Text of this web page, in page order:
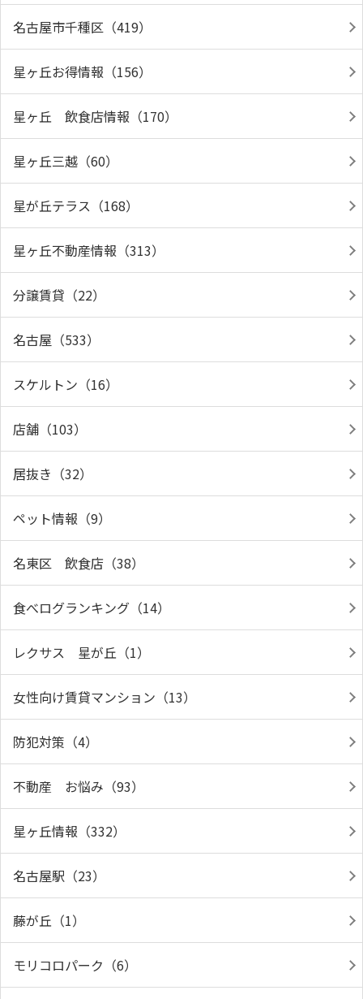
名古屋市千種区（419）
星ヶ丘お得情報（156）
星ヶ丘 飲食店情報（170）
星ヶ丘三越（60）
星が丘テラス（168）
星ヶ丘不動産情報（313）
分譲賃貸（22）
名古屋（533）
スケルトン（16）
店舗（103）
居抜き（32）
ペット情報（9）
名東区 飲食店（38）
食べログランキング（14）
レクサス 星が丘（1）
女性向け賃貸マンション（13）
防犯対策（4）
不動産 お悩み（93）
星ヶ丘情報（332）
名古屋駅（23）
藤が丘（1）
モリコロパーク（6）